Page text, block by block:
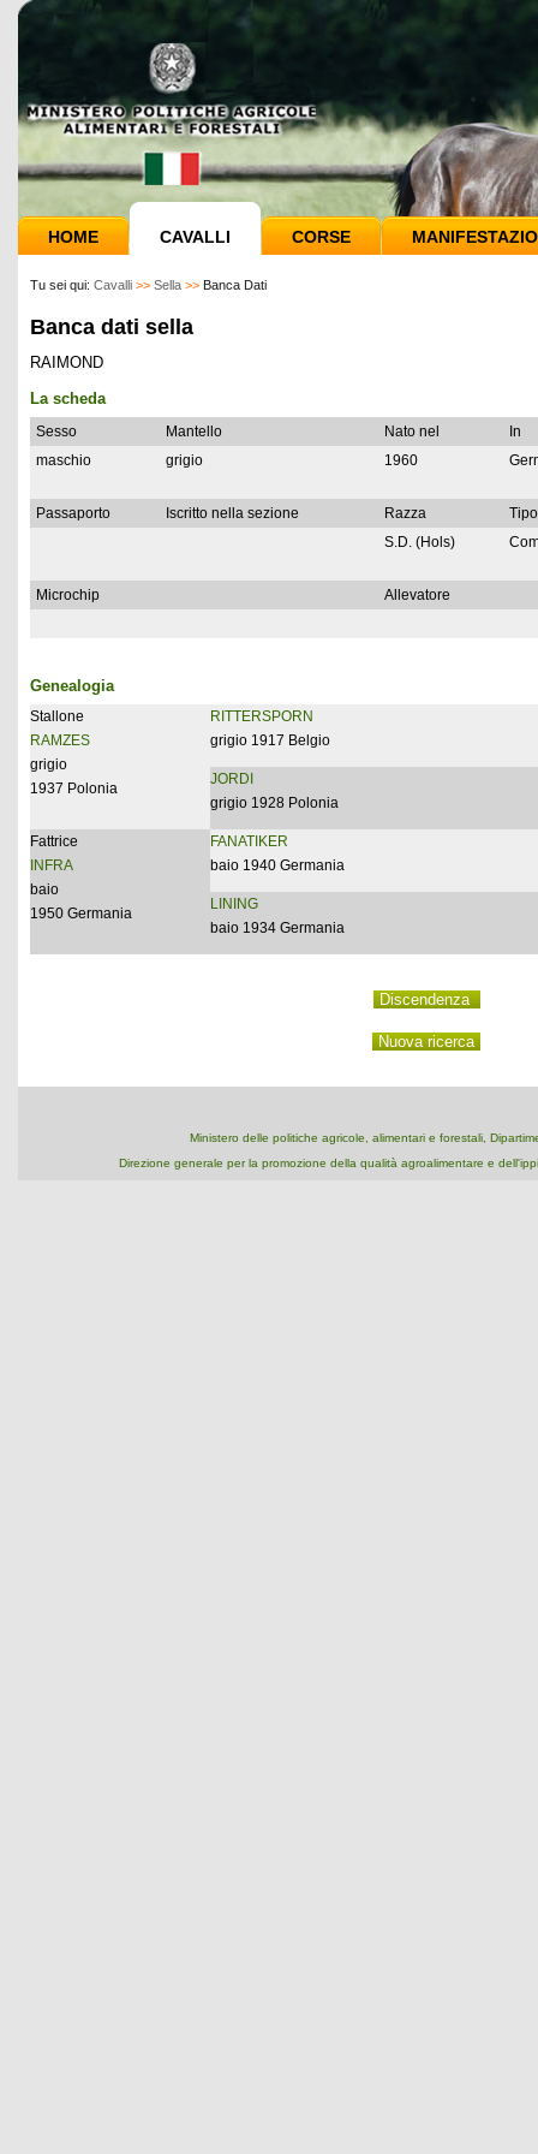
HOME CAVALLI CORSE
Tu sei qui: Cavalli >> Sella >> Banca Dati
Banca dati sella
RAIMOND
La scheda
Sesso Mantello Nato nel
In
maschio
grigio 1960
Passaporto Iscritto nella sezione Razza
S.D. (Hols)
Microchip Allevatore
Genealogia
Stallone
RAMZES
grigio
1937 Polonia
RITTERSPORN
grigio 1917 Belgio
JORDI
grigio 1928 Polonia
Fattrice
INFRA
baio
1950 Germania
FANATIKER
baio 1940 Germania
LINING
baio 1934 Germania
Ministero delle politiche agricole, alimentari e forestali,
Direzione generale per la promozione della qualità agroalimentare e